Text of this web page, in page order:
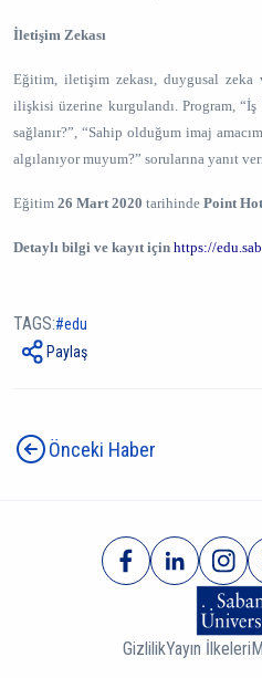
İletişim Zekası
Eğitim, iletişim zekası, duygusal
ilişkisi üzerine kurgulandı. Program,
sağlanır?”, “Sahip olduğum imaj
algılanıyor muyum?” sorularına yanıt
Eğitim 26 Mart 2020 tarihinde Point
Detaylı bilgi ve kayıt için https://
TAGS: edu
Paylaş
Önceki Haber
GizlilikYayın İlkeleri